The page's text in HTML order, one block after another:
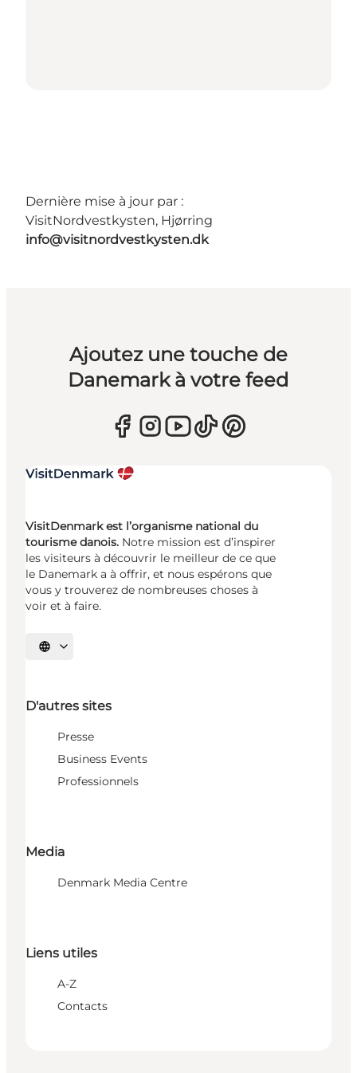
Dernière mise à jour par :
VisitNordvestkysten, Hjørring
info@visitnordvestkysten.dk
Ajoutez une touche de
Danemark à votre feed
VisitDenmark est l’organisme national du
tourisme danois. Notre mission est d’inspirer
les visiteurs à découvrir le meilleur de ce que
le Danemark a à offrir, et nous espérons que
vous y trouverez de nombreuses choses à
voir et à faire.
Choisissez la langue
D'autres sites
Presse
Business Events
Professionnels
Media
Denmark Media Centre
Liens utiles
A-Z
Contacts